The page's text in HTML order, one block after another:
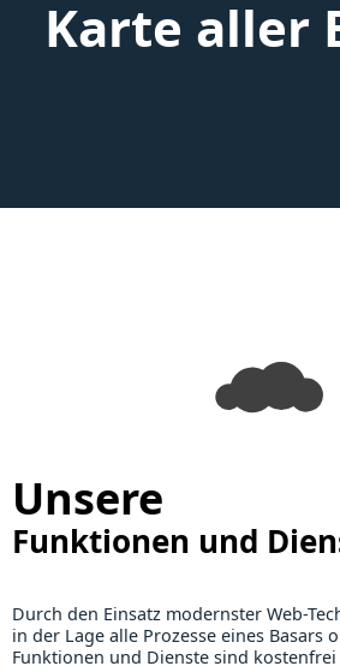
Karte aller
Unsere
Funktionen und
Durch den Einsatz modernster Web-
in der Lage alle Prozesse eines Basars
Funktionen und Dienste sind